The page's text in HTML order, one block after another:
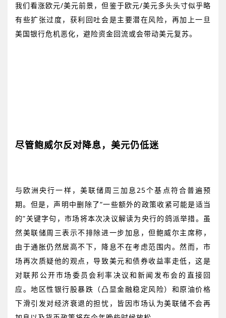
我们看涨欧元/美元前景，但鉴于欧元/美元多头头寸似乎略
有些扩张过度，获利回吐会是主要潜在风险，再加上一旦
美国银行危机恶化，避险资金回流或会带动美元复苏。
尽管鲍威尔反对降息，美元仍低迷
与欧洲央行一样，美联储周三加息25个基点符合普遍预
期。但是，声明中删除了“一些额外的政策收紧可能是适当
的”关键字句，市场将本次决议解读为央行的鸽派举措。虽
然美联储周三表示不排除进一步加息，但鲍威尔主席称，
由于通胀仍然居高不下，降息不在考虑范围内。然而，市
场再次质疑他的观点，导致美元和债券收益率走低，这是
对联邦公开市场委员会利率决议和新闻发布会的直接回
应。地区性银行股暴跌（凸显金融稳定风险）和原油价格
下滑引发对经济衰退的担忧，皆因市场认为美联储不会再